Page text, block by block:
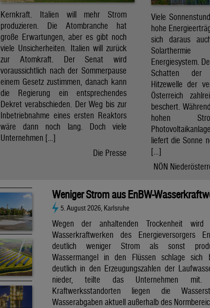
Kernkraft. Italien will mehr Strom
produzieren. Die Atombranche hat
große Erwartungen, aber es gibt noch
viele Unsicherheiten. Italien will zurück
zur Atomkraft. Der Senat wird
voraussichtlich nach der Sommerpause
einem Gesetz zustimmen, danach kann
die Regierung ein entsprechendes
Dekret verabschieden. Der Weg bis zur
Inbetriebnahme eines ersten Reaktors
wäre dann noch lang. Doch viele
Unternehmen […]
Die Presse
Viele
hohe
sich daraus
Energiesystem.
Schatten der
Hitzewelle der
Österreich
beschert.
hohen
liefert die Sonne
[…]
NÖN
Weniger Strom aus EnBW-
5. August 2026, Karlsruhe
Wegen der anhaltenden Trockenheit wird
Wasserkraftwerken des Energieversorgers
deutlich weniger Strom als sonst
Wassermangel in den Flüssen schlage sich
deutlich in den Erzeugungszahlen der
nieder, teilte das Unternehmen
Kraftwerksstandorten liegen die
Wasserabgaben aktuell außerhalb des